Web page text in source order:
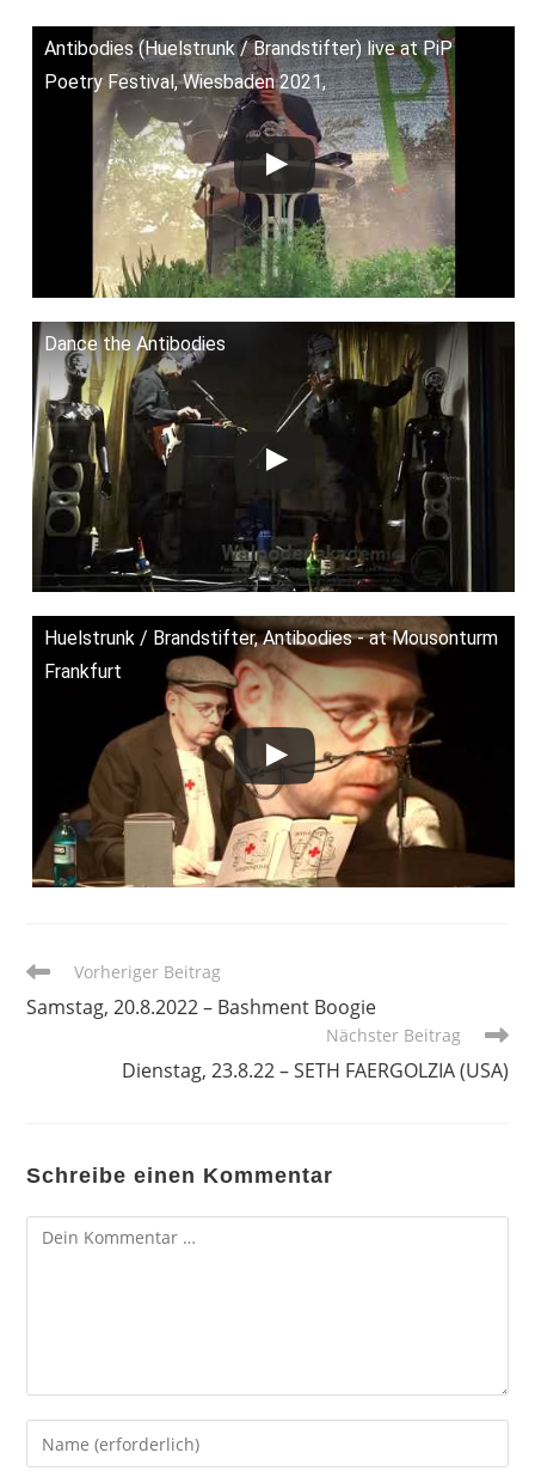
Antibodies (Huelstrunk / Brandstifter) live at PiP
Poetry Festival, Wiesbaden 2021,
Dance the Antibodies
Huelstrunk / Brandstifter, Antibodies - at Mousonturm
Frankfurt
Weitere
ansehen
Vorheriger Beitrag
Samstag, 20.8.2022 – Bashment Boogie
Nächster Beitrag
Dienstag, 23.8.22 – SETH FAERGOLZIA (USA)
Schreibe einen Kommentar
Kommentar
Gib
deinen